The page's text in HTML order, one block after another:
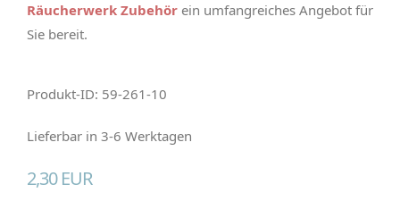
Räucherwerk Zubehör ein umfangreiches Angebot für
Sie bereit.
Produkt-ID: 59-261-10
Lieferbar in 3-6 Werktagen
2,30 EUR